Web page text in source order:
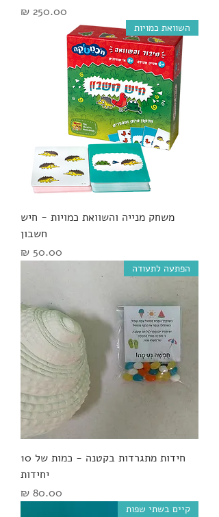
מחיר
השוואת כמויות
משחק מנייה והשוואת כמויות - חיש
חשבון
מחיר
הפתעה לתעודה
חידות מתגרדות בקטנה - כמות של 10
יחידות
מחיר
קיים בשתי שפות